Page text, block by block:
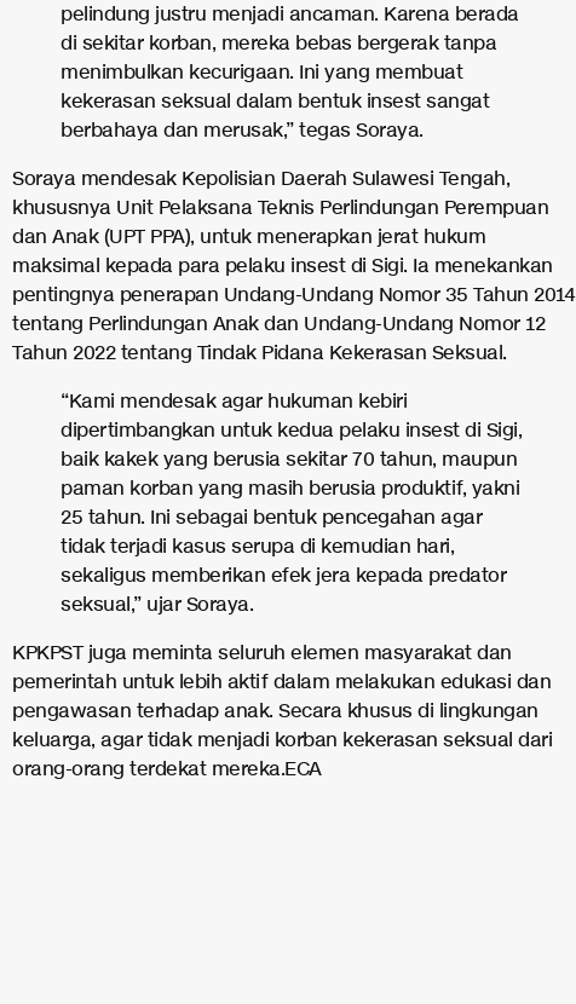
pelindung justru menjadi ancaman. Karena berada
di sekitar korban, mereka bebas bergerak tanpa
menimbulkan kecurigaan. Ini yang membuat
kekerasan seksual dalam bentuk insest sangat
berbahaya dan merusak,” tegas Soraya.
Soraya mendesak Kepolisian Daerah Sulawesi Tengah,
khususnya Unit Pelaksana Teknis Perlindungan Perempuan
dan Anak (UPT PPA), untuk menerapkan jerat hukum
maksimal kepada para pelaku insest di Sigi. Ia menekankan
pentingnya penerapan Undang-Undang Nomor 35 Tahun 2014
tentang Perlindungan Anak dan Undang-Undang Nomor 12
Tahun 2022 tentang Tindak Pidana Kekerasan Seksual.
“Kami mendesak agar hukuman kebiri
dipertimbangkan untuk kedua pelaku insest di Sigi,
baik kakek yang berusia sekitar 70 tahun, maupun
paman korban yang masih berusia produktif, yakni
25 tahun. Ini sebagai bentuk pencegahan agar
tidak terjadi kasus serupa di kemudian hari,
sekaligus memberikan efek jera kepada predator
seksual,” ujar Soraya.
KPKPST juga meminta seluruh elemen masyarakat dan
pemerintah untuk lebih aktif dalam melakukan edukasi dan
pengawasan terhadap anak. Secara khusus di lingkungan
keluarga, agar tidak menjadi korban kekerasan seksual dari
orang-orang terdekat mereka.ECA